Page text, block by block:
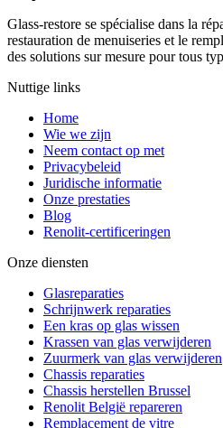
Glass-restore se spécialise dans la
restauration de menuiseries et le
des solutions sur mesure pour tous
Nuttige links
Home
Wie we zijn
Neem contact op met
Privacybeleid
Juridische informatie
Onze prestaties
Blog
Renolit-certificeringen
Onze diensten
Glasreparaties
Schrijnwerk reparaties
Een kras op glas wissen
Krassen van glas verwijderen
Zuurmerk van glas verwijderen
Chassis reparaties
Chassis herstellen Brussel
Renolit België repareren
Remplacement de vitre